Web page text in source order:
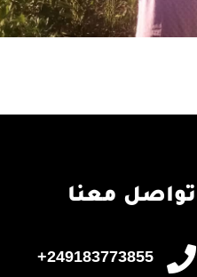
تواصل معنا

249183773855+